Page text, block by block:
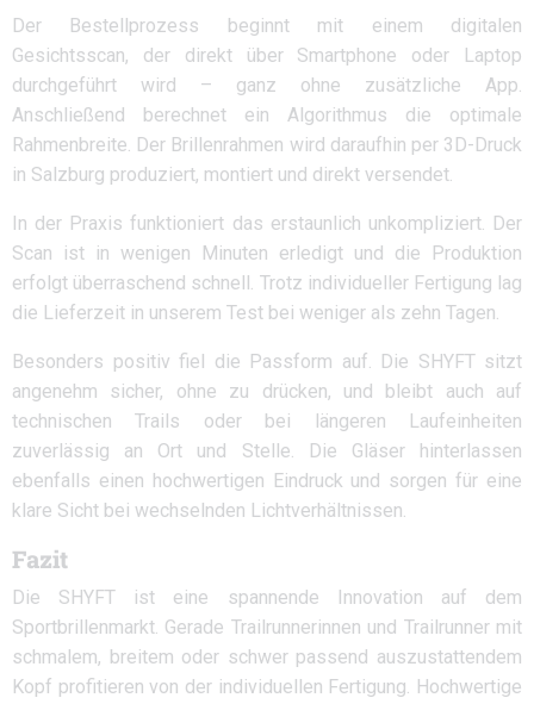
Der Bestellprozess beginnt mit einem digitalen
Gesichtsscan, der direkt über Smartphone oder Laptop
durchgeführt wird – ganz ohne zusätzliche App.
Anschließend berechnet ein Algorithmus die optimale
Rahmenbreite. Der Brillenrahmen wird daraufhin per 3D-Druck
in Salzburg produziert, montiert und direkt versendet.
In der Praxis funktioniert das erstaunlich unkompliziert. Der
Scan ist in wenigen Minuten erledigt und die Produktion
erfolgt überraschend schnell. Trotz individueller Fertigung lag
die Lieferzeit in unserem Test bei weniger als zehn Tagen.
Besonders positiv fiel die Passform auf. Die SHYFT sitzt
angenehm sicher, ohne zu drücken, und bleibt auch auf
technischen Trails oder bei längeren Laufeinheiten
zuverlässig an Ort und Stelle. Die Gläser hinterlassen
ebenfalls einen hochwertigen Eindruck und sorgen für eine
klare Sicht bei wechselnden Lichtverhältnissen.
Fazit
Die SHYFT ist eine spannende Innovation auf dem
Sportbrillenmarkt. Gerade Trailrunnerinnen und Trailrunner mit
schmalem, breitem oder schwer passend auszustattendem
Kopf profitieren von der individuellen Fertigung. Hochwertige